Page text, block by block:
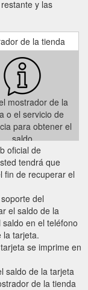
y las
de la tienda
mostrador de la
o el servicio de
para obtener el
saldo
oficial de
tendrá que
fin de recuperar el
del
el saldo de la
en el teléfono
la tarjeta.
se imprime en
saldo de la tarjeta
de la tienda